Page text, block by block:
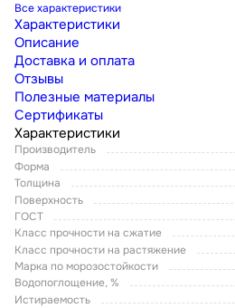
Все характеристики
Характеристики
Описание
Доставка и оплата
Отзывы
Полезные материалы
Сертификаты
Характеристики
Производитель
Форма
Толщина
Поверхность
ГОСТ
Класс прочности на сжатие
Класс прочности на растяжение
Марка по морозостойкости
Водопоглощение, %
Истираемость